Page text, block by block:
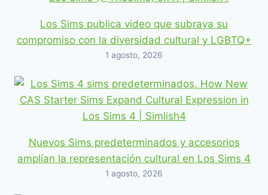
Los Sims publica video que subraya su
compromiso con la diversidad cultural y LGBTQ+
1 agosto, 2026
Nuevos Sims predeterminados y accesorios
amplían la representación cultural en Los Sims 4
1 agosto, 2026